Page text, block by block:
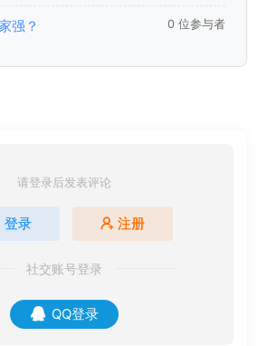
强？ 0 位参与者
请登录后发表评论
登录 注册
社交账号登录
QQ登录